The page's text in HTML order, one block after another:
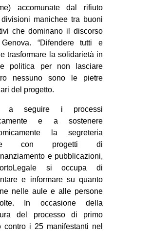
accomunate dal rifiuto
manichee tra buoni
che dominano il discorso
“Difendere tutti e
e trasformare la solidarietà in
politica per non lasciare
nessuno sono le pietre
del progetto.
a seguire i processi
e a sostenere
la segreteria
con progetti di
e pubblicazioni,
si occupa di
e informare su quanto
nelle aule e alle persone
In occasione della
del processo di primo
contro i 25 manifestanti nel